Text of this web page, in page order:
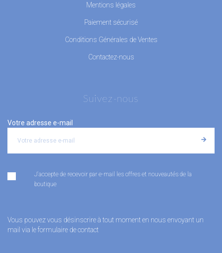
Mentions légales
Paiement sécurisé
Conditions Générales de Ventes
Contactez-nous
Suivez-nous
Votre adresse e-mail
J'accepte de recevoir par e-mail les offres et nouveautés de la
boutique
Vous pouvez vous désinscrire à tout moment en nous envoyant un
mail via le formulaire de contact